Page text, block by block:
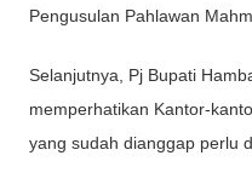
Pengusulan Pahlawan
Selanjutnya, Pj Bupati
memperhatikan Kantor-
yang sudah dianggap perlu